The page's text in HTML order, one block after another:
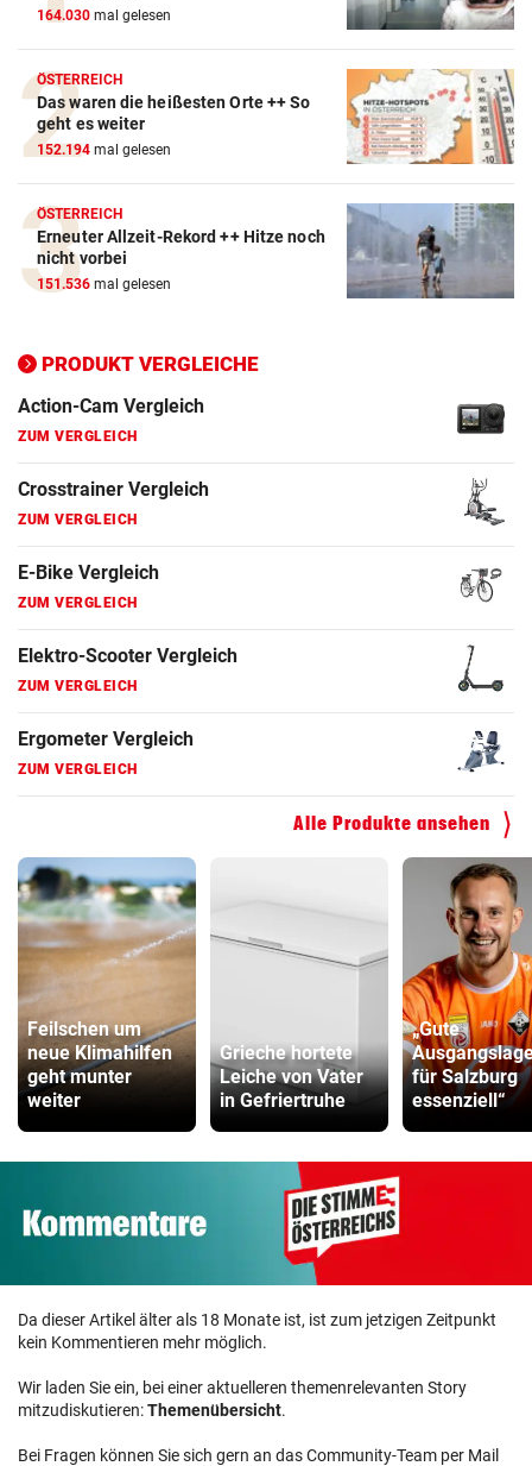
164.030 mal gelesen
ÖSTERREICH
Das waren die heißesten Orte ++ So
geht es weiter
152.194 mal gelesen
ÖSTERREICH
Erneuter Allzeit-Rekord ++ Hitze noch
nicht vorbei
151.536 mal gelesen
PRODUKT VERGLEICHE
Action-Cam Vergleich
ZUM VERGLEICH
Crosstrainer Vergleich
E-Bike Vergleich
ZUM VERGLEICH
Elektro-Scooter Vergleich
ZUM VERGLEICH
Ergometer Vergleich
ZUM VERGLEICH
Fahrrad Test
ZUM VERGLEICH
Fahrradanhänger Vergleich
ZUM VERGLEICH
Faszienrolle Vergleich
Hoverboard Vergleich
ZUM VERGLEICH
Kinderfahrrad Vergleich
ZUM VERGLEICH
Alle Produkte ansehen
Feilschen um
neue Klimahilfen
geht munter
weiter
Grieche hortete
Leiche von Vater
in Gefriertruhe
„Gute
für Salzburg
essenziell“
Da dieser Artikel älter als 18 Monate ist, ist zum jetzigen Zeitpunkt
kein Kommentieren mehr möglich.
Wir laden Sie ein, bei einer aktuelleren themenrelevanten Story
mitzudiskutieren:Themenübersicht.
Bei Fragen können Sie sich gern an das Community-Team per Mail